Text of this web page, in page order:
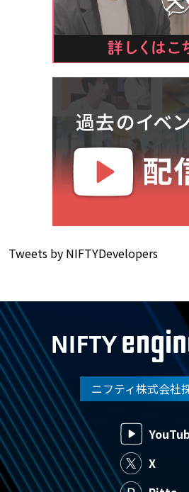
Tweets by NIFTYDevelopers
ニフティ株式会社
X